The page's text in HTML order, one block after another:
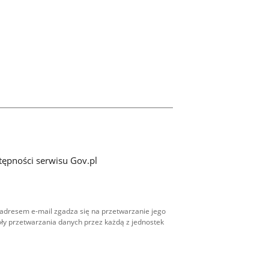
serwisu Gov.pl
e-mail zgadza się na przetwarzanie jego
przetwarzania danych przez każdą z jednostek